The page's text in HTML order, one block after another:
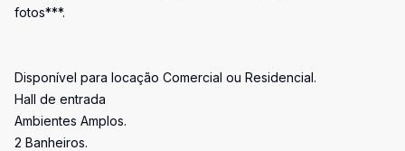
fotos***.
Disponível para locação Comercial ou Residencial.
Hall de entrada
Ambientes Amplos.
2 Banheiros.